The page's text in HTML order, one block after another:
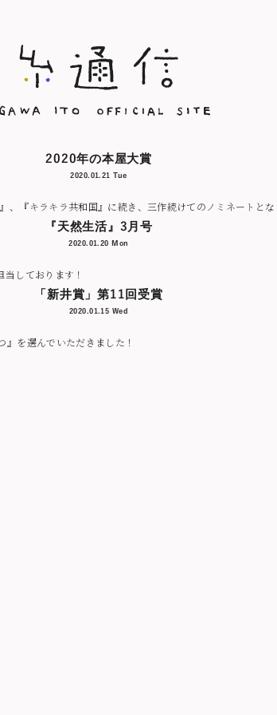
2020年の本屋大賞
2020.01.21 Tue
、『キラキラ共和国』に続き、三作続けてのノミネートと
『天然生活』3月号
2020.01.20 Mon
しております！
「新井賞」第11回受賞
2020.01.15 Wed
を選んでいただきました！